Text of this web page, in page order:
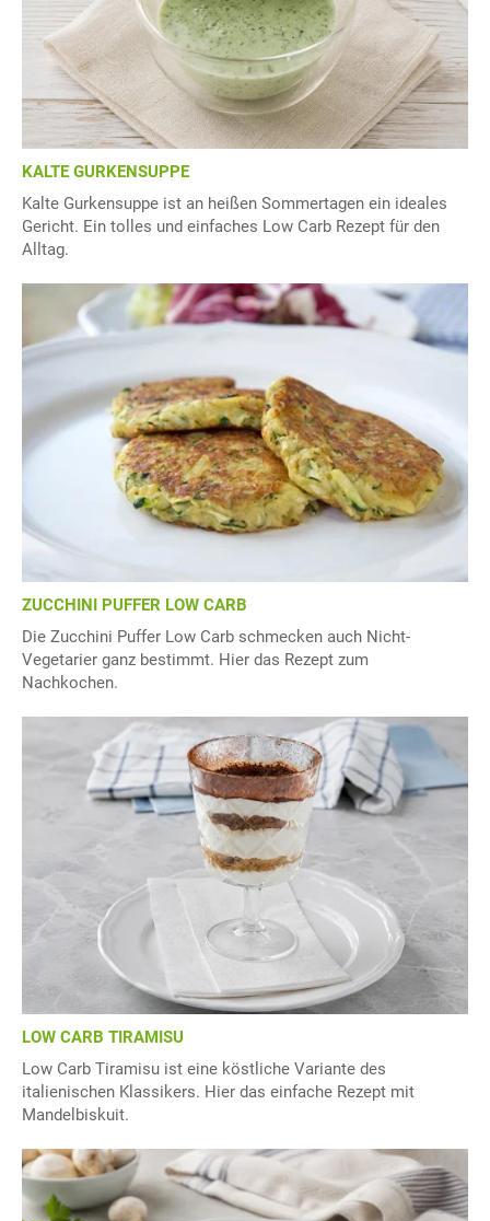
KALTE GURKENSUPPE
Kalte Gurkensuppe ist an heißen Sommertagen ein ideales
Gericht. Ein tolles und einfaches Low Carb Rezept für den
Alltag.
ZUCCHINI PUFFER LOW CARB
Die Zucchini Puffer Low Carb schmecken auch Nicht-
Vegetarier ganz bestimmt. Hier das Rezept zum
Nachkochen.
LOW CARB TIRAMISU
Low Carb Tiramisu ist eine köstliche Variante des
italienischen Klassikers. Hier das einfache Rezept mit
Mandelbiskuit.